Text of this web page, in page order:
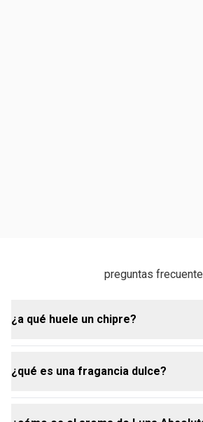
preguntas
¿a qué huele un chipre?
una fragancia chipre se caracteriza
¿qué es una fragancia dulce?